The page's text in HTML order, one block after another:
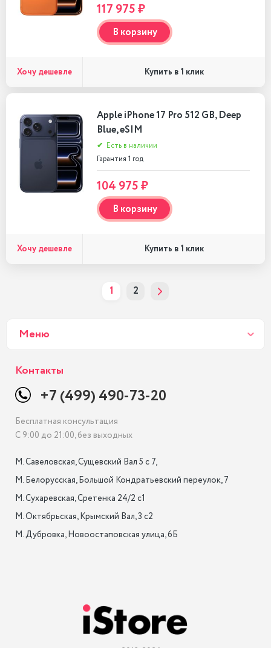
117 975 ₽
В корзину
Хочу дешевле Купить в 1 клик
Apple iPhone 17 Pro 512 GB, Deep
Blue, eSIM
✔ Есть в наличии
Гарантия 1 год
104 975 ₽
В корзину
Хочу дешевле Купить в 1 клик
1 2
Меню
Контакты
+7 (499) 490-73-20
Бесплатная консультация
С 9:00 до 21:00, без выходных
М. Савеловская, Сущевский Вал 5 с 7,
М. Белорусская, Большой Кондратьевский переулок, 7
М. Сухаревская, Сретенка 24/2 с1
М. Октябрьская, Крымский Вал, 3 с2
М. Дубровка, Новоостаповская улица, 6Б